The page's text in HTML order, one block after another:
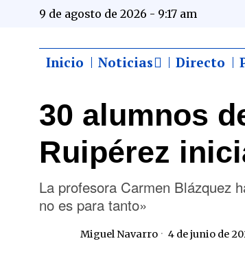
9 de agosto de 2026 - 9:17 am
Inicio Noticias Directo
30 alumnos
Ruipérez
La profesora Carmen Blázquez
no es para tanto»
Miguel Navarro 4 de junio de